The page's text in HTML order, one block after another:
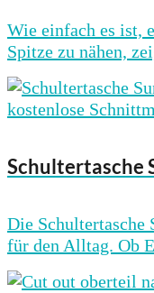
Wie einfach es ist,
Spitze zu nähen,
Schultertasche
Die Schultertasche
für den Alltag. Ob